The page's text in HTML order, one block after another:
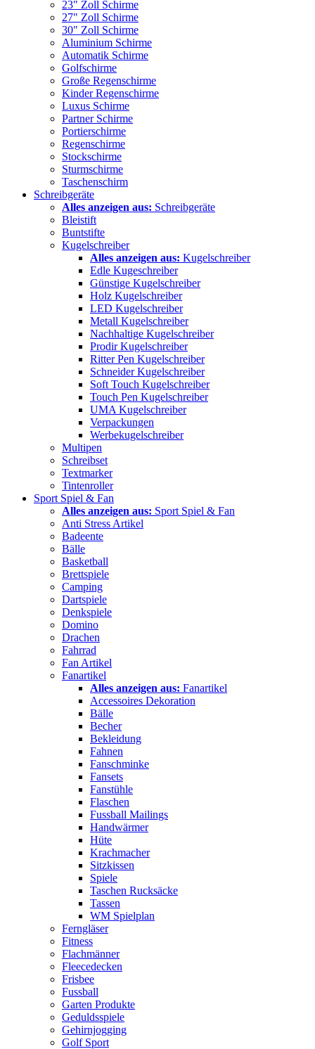
23" Zoll Schirme
27" Zoll Schirme
30" Zoll Schirme
Aluminium Schirme
Automatik Schirme
Golfschirme
Große Regenschirme
Kinder Regenschirme
Luxus Schirme
Partner Schirme
Portierschirme
Regenschirme
Stockschirme
Sturmschirme
Taschenschirm
Schreibgeräte
Alles anzeigen aus: Schreibgeräte
Bleistift
Buntstifte
Kugelschreiber
Alles anzeigen aus: Kugelschreiber
Edle Kugeschreiber
Günstige Kugelschreiber
Holz Kugelschreiber
LED Kugelschreiber
Metall Kugelschreiber
Nachhaltige Kugelschreiber
Prodir Kugelschreiber
Ritter Pen Kugelschreiber
Schneider Kugelschreiber
Soft Touch Kugelschreiber
Touch Pen Kugelschreiber
UMA Kugelschreiber
Verpackungen
Werbekugelschreiber
Multipen
Schreibset
Textmarker
Tintenroller
Sport Spiel & Fan
Alles anzeigen aus: Sport Spiel & Fan
Anti Stress Artikel
Badeente
Bälle
Basketball
Brettspiele
Camping
Dartspiele
Denkspiele
Domino
Drachen
Fahrrad
Fan Artikel
Fanartikel
Alles anzeigen aus: Fanartikel
Accessoires Dekoration
Bälle
Becher
Bekleidung
Fahnen
Fanschminke
Fansets
Fanstühle
Flaschen
Fussball Mailings
Handwärmer
Hüte
Krachmacher
Sitzkissen
Spiele
Taschen Rucksäcke
Tassen
WM Spielplan
Ferngläser
Fitness
Flachmänner
Fleecedecken
Frisbee
Fussball
Garten Produkte
Geduldsspiele
Gehirnjogging
Golf Sport